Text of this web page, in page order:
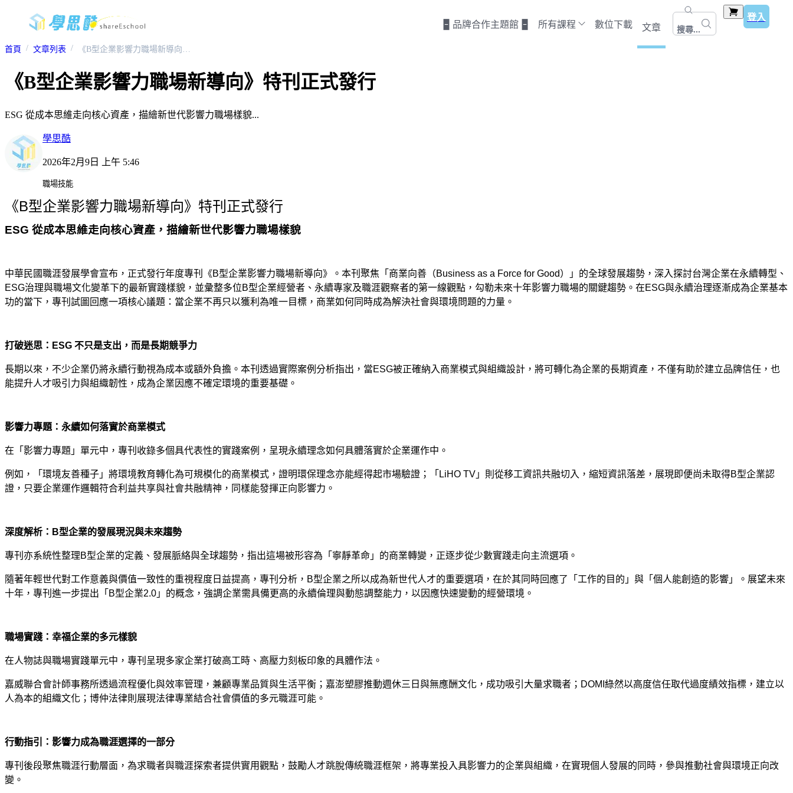
🁢 品牌合作主題館 🁢 所有課程 數位下載 文章 搜尋...
登入
首頁 文章列表 《B型企業影響力職場新導向》特刊正式發行
《B型企業影響力職場新導向》特刊正式發行
ESG 從成本思維走向核心資產，描繪新世代影響力職場樣貌...
學思酷
2026年2月9日 上午 5:46
職場技能
《B型企業影響力職場新導向》特刊正式發行
ESG 從成本思維走向核心資產，描繪新世代影響力職場樣貌
中華民國職涯發展學會宣布，正式發行年度專刊《B型企業影響力職場新導向》。本刊聚焦「商業向善（Business as a Force for Good）」的全球發展趨勢，深入探討台灣企業在永續轉型、
ESG治理與職場文化變革下的最新實踐樣貌，並彙整多位B型企業經營者、永續專家及職涯觀察者的第一線觀點，勾勒未來十年影響力職場的關鍵趨勢。在ESG與永續治理逐漸成為企業基本
功的當下，專刊試圖回應一項核心議題：當企業不再只以獲利為唯一目標，商業如何同時成為解決社會與環境問題的力量。
打破迷思： ESG 不只是支出，而是長期競爭力
長期以來，不少企業仍將永續行動視為成本或額外負擔。本刊透過實際案例分析指出，當ESG被正確納入商業模式與組織設計，將可轉化為企業的長期資產，不僅有助於建立品牌信任，也
能提升人才吸引力與組織韌性，成為企業因應不確定環境的重要基礎。
影響力專題：永續如何落實於商業模式
在「影響力專題」單元中，專刊收錄多個具代表性的實踐案例，呈現永續理念如何具體落實於企業運作中。
例如，「環境友善種子」將環境教育轉化為可規模化的商業模式，證明環保理念亦能經得起市場驗證；「 LiHO TV 」則從移工資訊共融切入，縮短資訊落差，展現即便尚未取得B型企業認
證，只要企業運作邏輯符合利益共享與社會共融精神，同樣能發揮正向影響力。
深度解析： B型企業的發展現況與未來趨勢
專刊亦系統性整理B型企業的定義、發展脈絡與全球趨勢，指出這場被形容為「寧靜革命」的商業轉變，正逐步從少數實踐走向主流選項。
隨著年輕世代對工作意義與價值一致性的重視程度日益提高，專刊分析， B型企業之所以成為新世代人才的重要選項，在於其同時回應了「工作的目的」與「個人能創造的影響」。展望未來
十年，專刊進一步提出「 B型企業2.0 」的概念，強調企業需具備更高的永續倫理與動態調整能力，以因應快速變動的經營環境。
職場實踐：幸福企業的多元樣貌
在人物誌與職場實踐單元中，專刊呈現多家企業打破高工時、高壓力刻板印象的具體作法。
嘉威聯合會計師事務所透過流程優化與效率管理，兼顧專業品質與生活平衡；嘉澎塑膠推動週休三日與無應酬文化，成功吸引大量求職者； DOMI 綠然以高度信任取代過度績效指標，建立以
人為本的組織文化；博仲法律則展現法律專業結合社會價值的多元職涯可能。
行動指引：影響力成為職涯選擇的一部分
專刊後段聚焦職涯行動層面，為求職者與職涯探索者提供實用觀點，鼓勵人才跳脫傳統職涯框架，將專業投入具影響力的企業與組織，在實現個人發展的同時，參與推動社會與環境正向改
變。